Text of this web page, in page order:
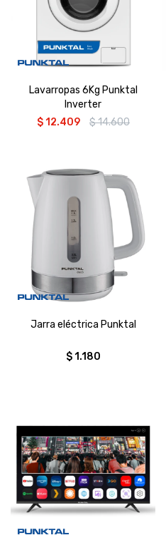
Lavarropas 6Kg Punktal
Inverter
$ 12.409 $14.600
Jarra eléctrica Punktal
$ 1.180